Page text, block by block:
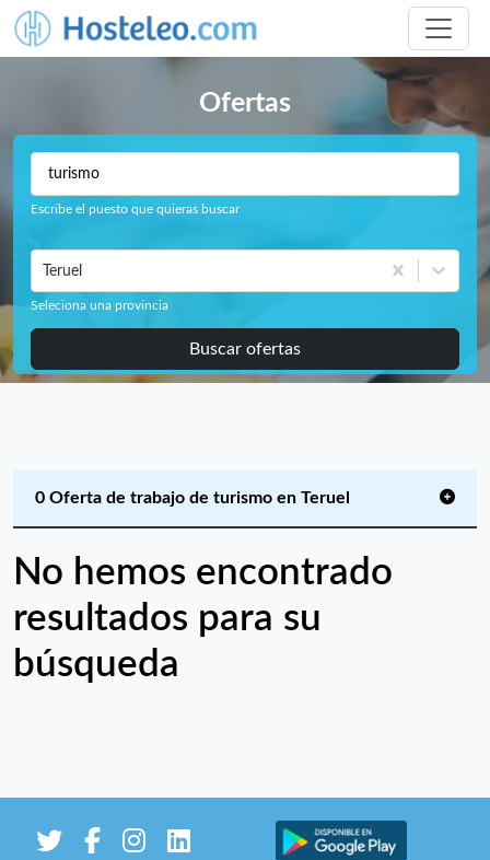
Ofertas
Escribe el puesto que quieras buscar
Teruel
Seleciona una provincia
Buscar ofertas
0 Oferta de trabajo de turismo en Teruel
No hemos encontrado
resultados para su
búsqueda